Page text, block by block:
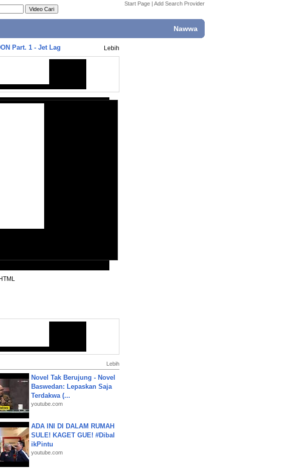
Start Page | Add Search Provider
Nawwa
Part. 1 - Jet Lag Lebih
HTML
Lebih
Novel Tak Berujung - Novel
Baswedan: Lepaskan Saja
Terdakwa (...
youtube.com
ADA INI DI DALAM RUMAH
SULE! KAGET GUE! #Dibal
ikPintu
youtube.com